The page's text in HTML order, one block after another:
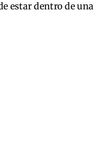
estar dentro de